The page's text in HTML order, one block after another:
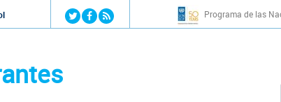
Jump to navigation Programa de las